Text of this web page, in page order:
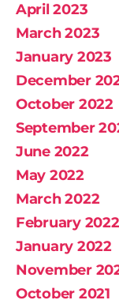
April 2023
March 2023
January 2023
December
October 2022
September
June 2022
May 2022
March 2022
February 2022
January 2022
November
October 2021